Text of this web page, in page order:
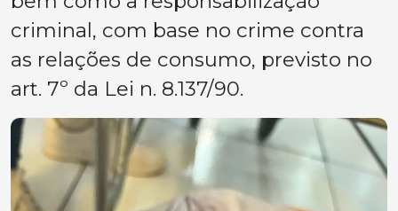
criminal, com base no crime contra
as relações de consumo, previsto no
art. 7º da Lei n. 8.137/90.